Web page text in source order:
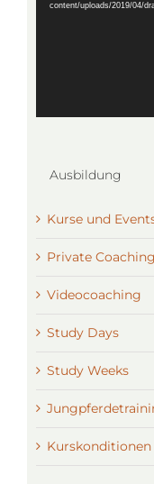
content/uploads/2019/04/
Ausbildung
Kurse und
Private Coaching
Videocoaching
Study Days
Study Weeks
Kurskonditionen